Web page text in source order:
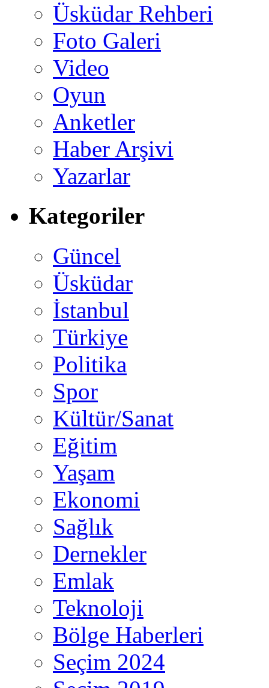
Üsküdar Rehberi
Foto Galeri
Video
Oyun
Anketler
Haber Arşivi
Yazarlar
Kategoriler
Güncel
Üsküdar
İstanbul
Türkiye
Politika
Spor
Kültür/Sanat
Eğitim
Yaşam
Ekonomi
Sağlık
Dernekler
Emlak
Teknoloji
Bölge Haberleri
Seçim 2024